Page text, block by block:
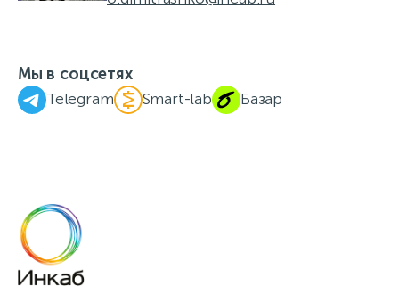
Мы в соцсетях
Telegram
Smart-lab Базар